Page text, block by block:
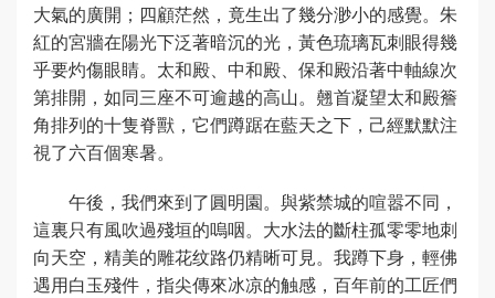
大氣的廣開；四顧茫然，竟生出了幾分渺小的感覺。朱
紅的宮牆在陽光下泛著暗沉的光，黃色琉璃瓦刺眼得幾
乎要灼傷眼睛。太和殿、中和殿、保和殿沿著中軸線次
第排開，如同三座不可逾越的高山。翹首凝望太和殿簷
角排列的十隻脊獸，它們蹲踞在藍天之下，己經默默注
視了六百個寒暑。
午後，我們來到了圓明園。與紫禁城的喧嚣不同，
這裏只有風吹過殘垣的嗚咽。大水法的斷柱孤零零地刺
向天空，精美的雕花纹路仍精晰可見。我蹲下身，輕佛
遇用白玉殘件，指尖傳來冰凉的触感，百年前的工匠們